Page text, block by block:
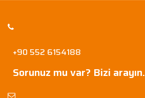
+90 552 6154188
Sorunuz mu var? Bizi arayın.